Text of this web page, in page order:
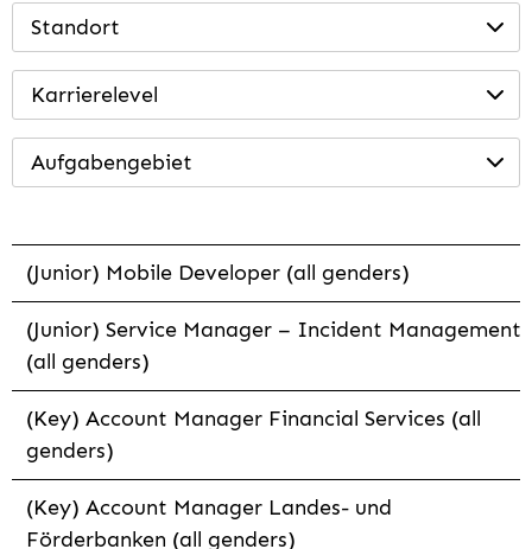
Standort
Karrierelevel
Aufgabengebiet
(Junior) Mobile Developer (all genders)
(Junior) Service Manager – Incident Management
(all genders)
(Key) Account Manager Financial Services (all
genders)
(Key) Account Manager Landes- und
Förderbanken (all genders)